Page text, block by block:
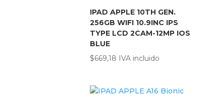
IPAD APPLE 10TH GEN.
256GB WIFI 10.9INC IPS
TYPE LCD 2CAM-12MP IOS
BLUE
$669,18 IVA incluido